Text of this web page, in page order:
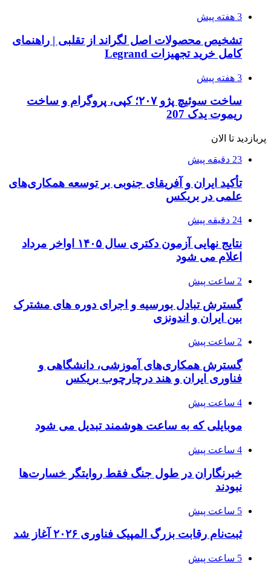
3 هفته پیش
تشخیص محصولات اصل لگراند از تقلبی | راهنمای
کامل خرید تجهیزات Legrand
3 هفته پیش
ساخت سوئیچ پژو ۲۰۷؛ کپی، پروگرام و ساخت
ریموت یدک 207
پربازدید تا الان
23 دقیقه پیش
تأکید ایران و آفریقای جنوبی بر توسعه همکاری‌های
علمی در بریکس
24 دقیقه پیش
نتایج نهایی آزمون دکتری سال ۱۴۰۵ اواخر مرداد
اعلام می شود
2 ساعت پیش
گسترش تبادل بورسیه و اجرای دوره های مشترک
بین ایران و اندونزی
2 ساعت پیش
گسترش همکاری‌های آموزشی، دانشگاهی و
فناوری ایران و هند درچارچوب بریکس
4 ساعت پیش
موبایلی که به ساعت هوشمند تبدیل می شود
4 ساعت پیش
خبرنگاران در طول جنگ فقط روایتگر خسارت‌ها
نبودند
5 ساعت پیش
ثبت‌نام رقابت بزرگ المپیک فناوری ۲۰۲۶ آغاز شد
5 ساعت پیش